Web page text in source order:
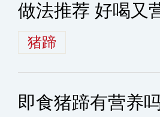
做法推荐 好喝又
猪蹄
即食猪蹄有营养